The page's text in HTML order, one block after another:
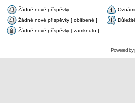
Žádné nové příspěvky
Žádné nové příspěvky [ oblíbené ]
Žádné nové příspěvky [ zamknuto ]
Powered by